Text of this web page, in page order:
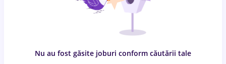
Nu au fost găsite joburi conform căutării tale